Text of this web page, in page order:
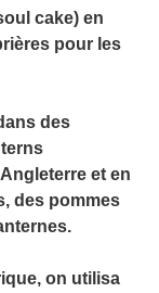
cake) en
pour les
des
et en
des pommes
on utilisa